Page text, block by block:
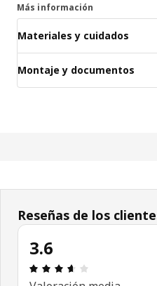
Más información
Materiales y cuidados
Montaje y documentos
Reseñas de los
3.6
Reseña: 3.6